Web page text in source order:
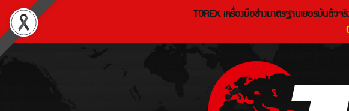
TOREX เครื่องมือช่างมาตรฐานเยอรมันตั